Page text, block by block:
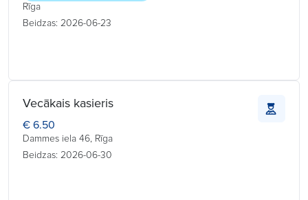
Rīga
Beidzas: 2026-06-23
Vecākais kasieris
€ 6.50
Dammes iela 46, Rīga
Beidzas: 2026-06-30